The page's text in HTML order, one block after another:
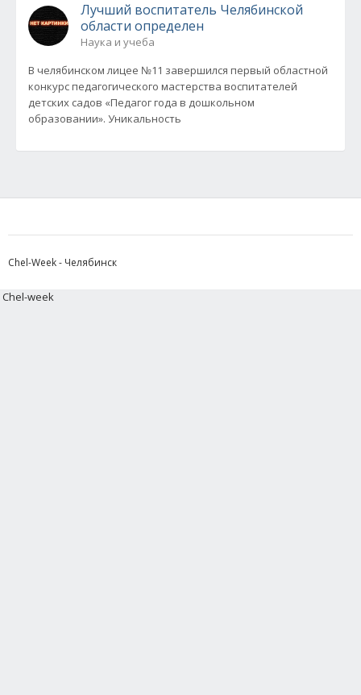
Лучший воспитатель Челябинской
области определен
Наука и учеба
В челябинском лицее №11 завершился первый областной
конкурс педагогического мастерства воспитателей
детских садов «Педагог года в дошкольном
образовании». Уникальность
Chel-Week - Челябинск
Chel-week